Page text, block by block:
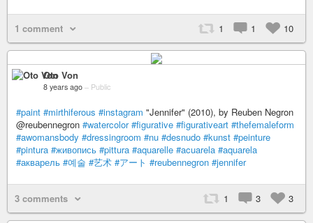
1 comment 1 1 10
Oto Von
8 years ago – Public
#paint #mirthiferous #instagram "Jennifer" (2010), by Reuben Negron
@reubennegron #watercolor #figurative #figurativeart #thefemaleform
#awomansbody #dressingroom #nu #desnudo #kunst #peinture
#pintura #живопись #pittura #aquarelle #acuarela #aquarela
#акварель #예술 #艺术 #アート #reubennegron #jennifer
3 comments 1 3 3